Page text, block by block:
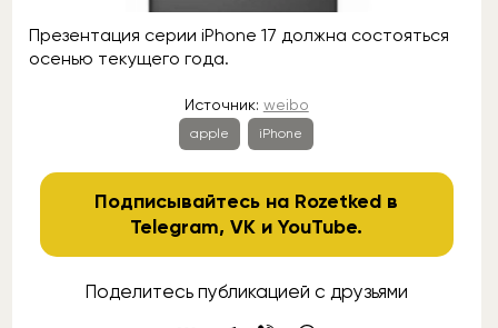
Презентация серии iPhone 17 должна состояться
осенью текущего года.
Источник: weibo
apple iPhone
Подписывайтесь на Rozetked в
Telegram,VK иYouTube.
Поделитесь публикацией с друзьями